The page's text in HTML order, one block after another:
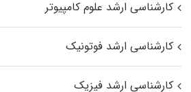
کارشناسی ارشد علوم کامپیوتر
کارشناسی ارشد فوتونیک
کارشناسی ارشد فیزیک